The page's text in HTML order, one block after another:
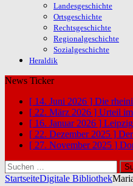
Landesgeschichte
Ortsgeschichte
Rechtsgeschichte
Regionalgeschichte
Sozialgeschichte
Heraldik
News Ticker
[ 14. Juni 2026 ] Die
[ 22. März 2026 ] Urteil
[ 16. Januar 2026 ]
[ 22. Dezember 2025 ]
[ 27. November 2025 ]
Suchen
nach:
StartseiteDigitale Bibliothek